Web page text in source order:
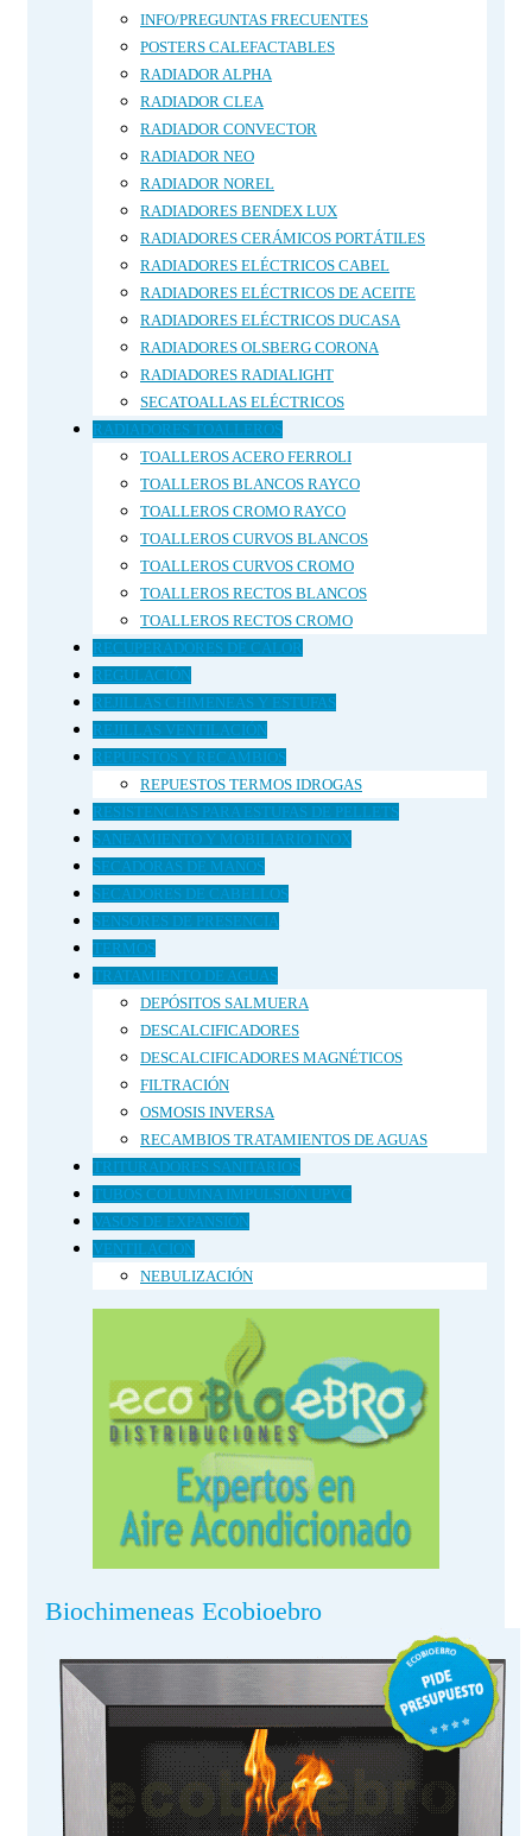
INFO/PREGUNTAS FRECUENTES
POSTERS CALEFACTABLES
RADIADOR ALPHA
RADIADOR CLEA
RADIADOR CONVECTOR
RADIADOR NEO
RADIADOR NOREL
RADIADORES BENDEX LUX
RADIADORES CERÁMICOS PORTÁTILES
RADIADORES ELÉCTRICOS CABEL
RADIADORES ELÉCTRICOS DE ACEITE
RADIADORES ELÉCTRICOS DUCASA
RADIADORES OLSBERG CORONA
RADIADORES RADIALIGHT
SECATOALLAS ELÉCTRICOS
RADIADORES TOALLEROS
TOALLEROS ACERO FERROLI
TOALLEROS BLANCOS RAYCO
TOALLEROS CROMO RAYCO
TOALLEROS CURVOS BLANCOS
TOALLEROS CURVOS CROMO
TOALLEROS RECTOS BLANCOS
TOALLEROS RECTOS CROMO
RECUPERADORES DE CALOR
REGULACIÓN
REJILLAS CHIMENEAS Y ESTUFAS
REJILLAS VENTILACIÓN
REPUESTOS Y RECAMBIOS
REPUESTOS TERMOS IDROGAS
RESISTENCIAS PARA ESTUFAS DE PELLETS
SANEAMIENTO Y MOBILIARIO INOX
SECADORAS DE MANOS
SECADORES DE CABELLOS
SENSORES DE PRESENCIA
TERMOS
TRATAMIENTO DE AGUAS
DEPÓSITOS SALMUERA
DESCALCIFICADORES
DESCALCIFICADORES MAGNÉTICOS
FILTRACIÓN
OSMOSIS INVERSA
RECAMBIOS TRATAMIENTOS DE AGUAS
TRITURADORES SANITARIOS
TUBOS COLUMNA IMPULSIÓN UPVC
VASOS DE EXPANSIÓN
VENTILACION
NEBULIZACIÓN
Biochimeneas Ecobioebro